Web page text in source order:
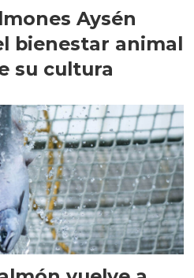
Aysén
bienestar animal
su cultura